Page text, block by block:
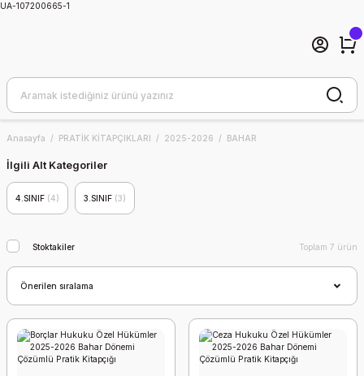
UA-107200665-1
Anasayfa PRATİK KİTAPÇIKLARI 2025-2026 BAHAR
İlgili Alt Kategoriler
4.SINIF (4) 3.SINIF (3)
Stoktakiler Toplam 7 ürün